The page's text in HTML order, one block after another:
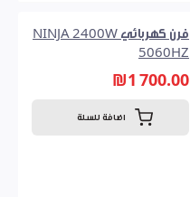
فرن كهربائي NINJA 2400W
5060HZ
₪1 700.00
اضافة للسلة